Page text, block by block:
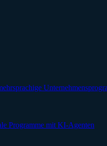
Programme mit KI-Agenten